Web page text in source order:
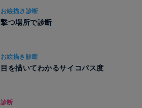
お絵描き診断
撃つ場所で診断
お絵描き診断
目を描いてわかるサイコパス度
診断